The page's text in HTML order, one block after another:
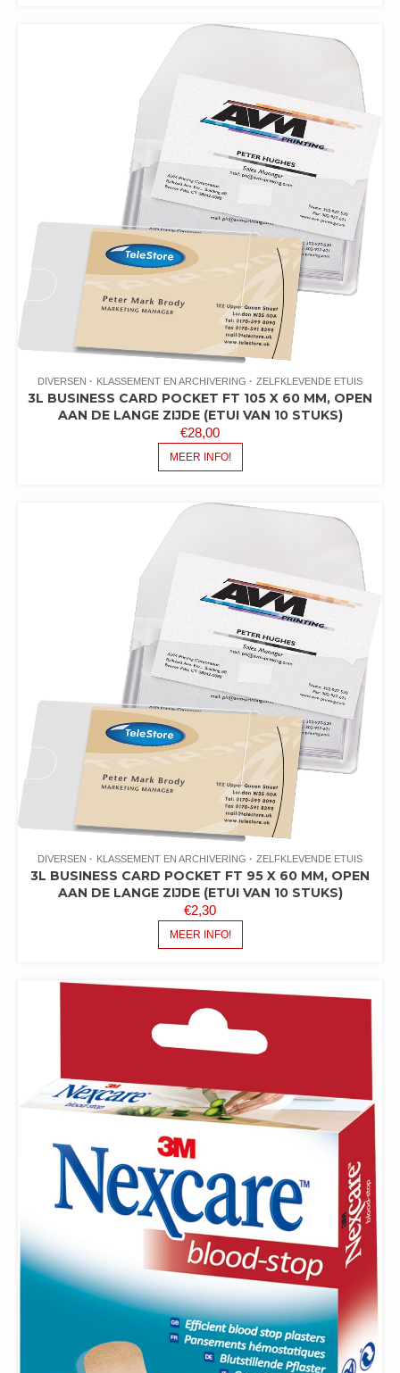
DIVERSEN KLASSEMENT EN ARCHIVERING ZELFKLEVENDE ETUIS
3L BUSINESS CARD POCKET FT 105 X 60 MM, OPEN
AAN DE LANGE ZIJDE (ETUI VAN 10 STUKS)
€28,00
MEER INFO!
DIVERSEN KLASSEMENT EN ARCHIVERING ZELFKLEVENDE ETUIS
3L BUSINESS CARD POCKET FT 95 X 60 MM, OPEN
AAN DE LANGE ZIJDE (ETUI VAN 10 STUKS)
€2,30
MEER INFO!